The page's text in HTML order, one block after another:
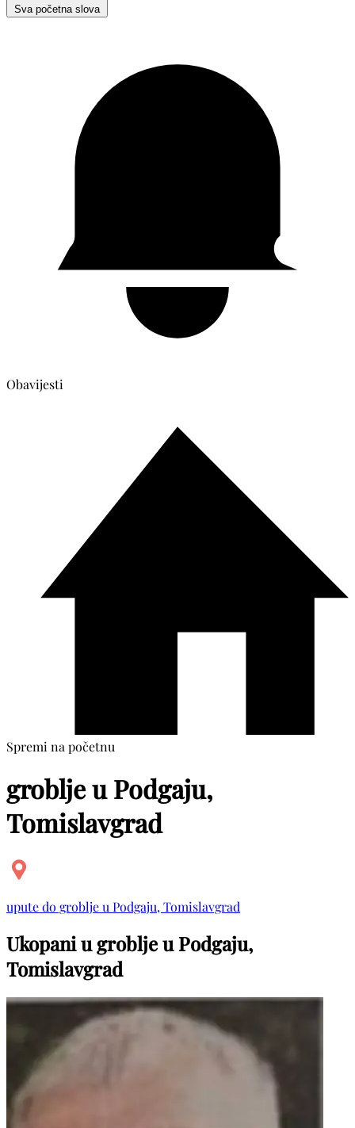
Sva početna slova
Obavijesti
Spremi na početnu
groblje u Podgaju,
Tomislavgrad
upute do groblje u Podgaju, Tomislavgrad
Ukopani u groblje u Podgaju,
Tomislavgrad